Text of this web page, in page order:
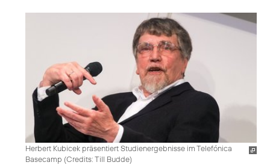
Herbert Kubicek präsentiert Studienergebnisse im Telefónica
Basecamp (Credits: Till Budde)